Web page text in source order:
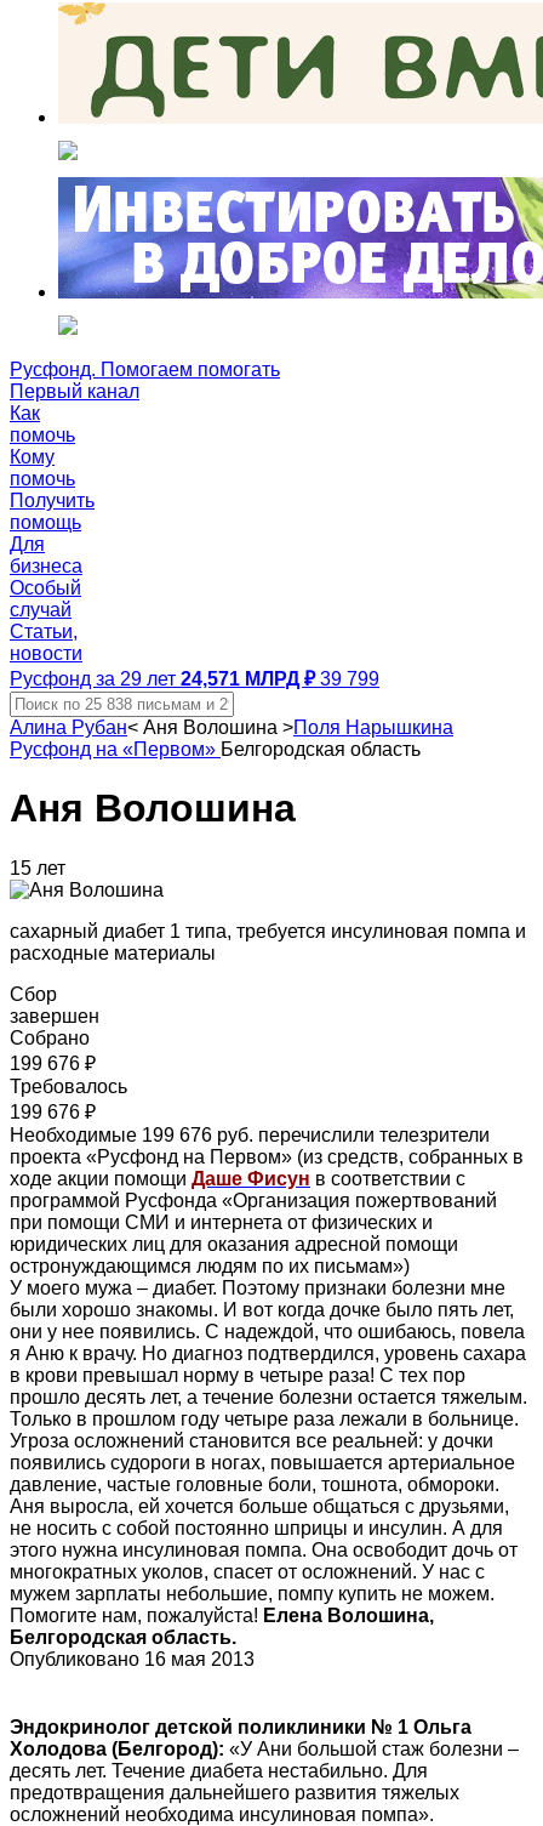
Русфонд. Помогаем помогать
Первый канал
Как
помочь
Кому
помочь
Получить
помощь
Для
бизнеса
Особый
случай
Статьи,
новости
Русфонд за 29 лет 24,571 МЛРД ₽ 39 799
Алина Рубан< Аня Волошина >Поля Нарышкина
Русфонд на «Первом» Белгородская область
Аня Волошина
15 лет
сахарный диабет 1 типа, требуется инсулиновая помпа и
расходные материалы
Сбор
завершен
Собрано
199 676 ₽
Требовалось
199 676 ₽
Необходимые 199 676 руб. перечислили телезрители
проекта «Русфонд на Первом» (из средств, собранных в
ходе акции помощи Даше Фисун в соответствии с
программой Русфонда «Организация пожертвований
при помощи СМИ и интернета от физических и
юридических лиц для оказания адресной помощи
остронуждающимся людям по их письмам»)
У моего мужа – диабет. Поэтому признаки болезни мне
были хорошо знакомы. И вот когда дочке было пять лет,
они у нее появились. С надеждой, что ошибаюсь, повела
я Аню к врачу. Но диагноз подтвердился, уровень сахара
в крови превышал норму в четыре раза! С тех пор
прошло десять лет, а течение болезни остается тяжелым.
Только в прошлом году четыре раза лежали в больнице.
Угроза осложнений становится все реальней: у дочки
появились судороги в ногах, повышается артериальное
давление, частые головные боли, тошнота, обмороки.
Аня выросла, ей хочется больше общаться с друзьями,
не носить с собой постоянно шприцы и инсулин. А для
этого нужна инсулиновая помпа. Она освободит дочь от
многократных уколов, спасет от осложнений. У нас с
мужем зарплаты небольшие, помпу купить не можем.
Помогите нам, пожалуйста! Елена Волошина,
Белгородская область.
Опубликовано 16 мая 2013
Эндокринолог детской поликлиники № 1 Ольга
Холодова (Белгород): «У Ани большой стаж болезни –
десять лет. Течение диабета нестабильно. Для
предотвращения дальнейшего развития тяжелых
осложнений необходима инсулиновая помпа».